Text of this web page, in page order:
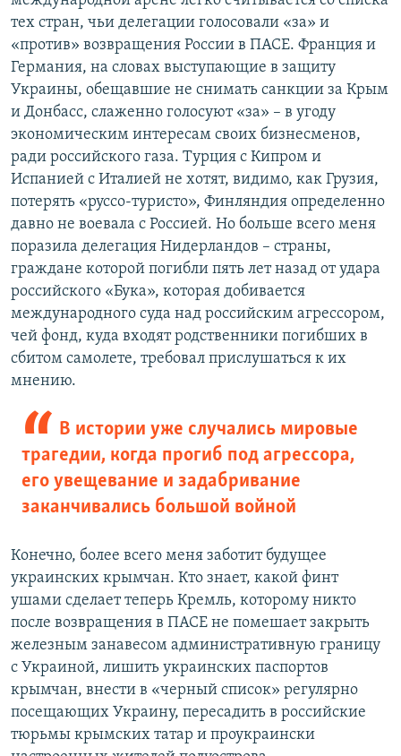
тех стран, чьи делегации голосовали «за» и
«против» возвращения России в ПАСЕ. Франция и
Германия, на словах выступающие в защиту
Украины, обещавшие не снимать санкции за Крым
и Донбасс, слаженно голосуют «за» – в угоду
экономическим интересам своих бизнесменов,
ради российского газа. Турция с Кипром и
Испанией с Италией не хотят, видимо, как Грузия,
потерять «руссо-туристо», Финляндия определенно
давно не воевала с Россией. Но больше всего меня
поразила делегация Нидерландов – страны,
граждане которой погибли пять лет назад от удара
российского «Бука», которая добивается
международного суда над российским агрессором,
чей фонд, куда входят родственники погибших в
сбитом самолете, требовал прислушаться к их
мнению.
В истории уже случались мировые
трагедии, когда прогиб под агрессора,
его увещевание и задабривание
заканчивались большой войной
Конечно, более всего меня заботит будущее
украинских крымчан. Кто знает, какой финт
ушами сделает теперь Кремль, которому никто
после возвращения в ПАСЕ не помешает закрыть
железным занавесом административную границу
с Украиной, лишить украинских паспортов
крымчан, внести в «черный список» регулярно
посещающих Украину, пересадить в российские
тюрьмы крымских татар и проукраински